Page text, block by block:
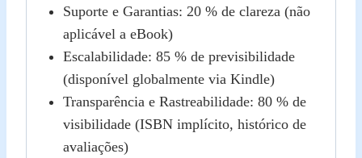
Suporte e Garantias: 20 % de clareza (não
aplicável a eBook)
Escalabilidade: 85 % de previsibilidade
(disponível globalmente via Kindle)
Transparência e Rastreabilidade: 80 % de
visibilidade (ISBN implícito, histórico de
avaliações)